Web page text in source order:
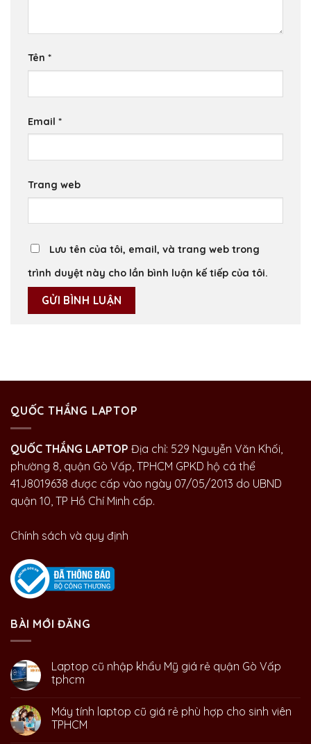
Tên *
Email *
Trang web
Lưu tên của tôi, email, và trang web trong
trình duyệt này cho lần bình luận kế tiếp của tôi.
QUỐC THẮNG LAPTOP
QUỐC THẮNG LAPTOP Địa chỉ: 529 Nguyễn Văn Khối,
phường 8, quận Gò Vấp, TPHCM GPKD hộ cá thể
41J8019638 được cấp vào ngày 07/05/2013 do UBND
quận 10, TP Hồ Chí Minh cấp.
Chính sách và quy định
BÀI MỚI ĐĂNG
Laptop cũ nhập khẩu Mỹ giá rẻ quận Gò Vấp
tphcm
Máy tính laptop cũ giá rẻ phù hợp cho sinh viên
TPHCM